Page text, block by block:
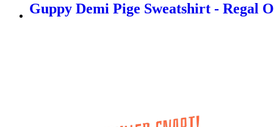
Guppy Demi Pige Sweatshirt - Regal